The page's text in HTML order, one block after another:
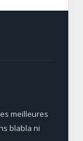
meilleures
blabla ni